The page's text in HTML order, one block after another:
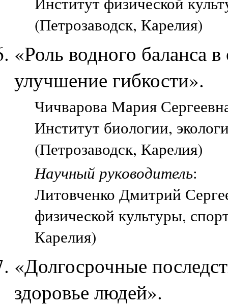
(Петрозаводск, Карелия)
«Роль водного баланса
улучшение гибкости».
Чичварова Мария
Институт биологии,
(Петрозаводск, Карелия)
Научный руководитель:
Литовченко Дмитрий
физической культуры,
Карелия)
«Долгосрочные
здоровье людей».